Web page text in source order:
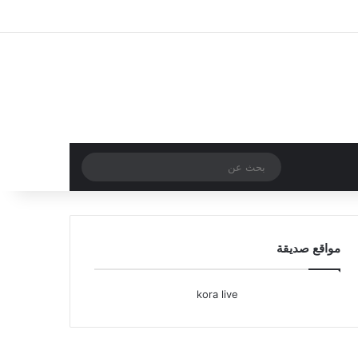
عن
مواقع صديقة
kora live